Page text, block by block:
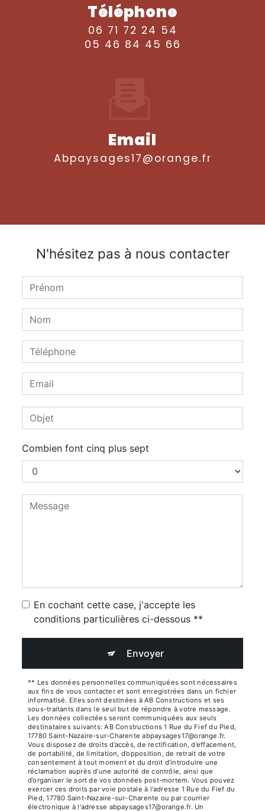
Téléphone
06 71 72 24 54
05 46 84 45 66
Email
abpaysages17@orange.fr
N'hésitez pas à nous contacter
Combien font cinq plus sept
En cochant cette case, j'accepte les
conditions particulières ci-dessous **
Envoyer
** Les données personnelles communiquées sont nécessaires
aux fins de vous contacter et sont enregistrées dans un fichier
informatisé. Elles sont destinées à AB Constructions et ses
sous-traitants dans le seul but de répondre à votre message.
Les données collectées seront communiquées aux seuls
destinataires suivants: AB Constructions 1 Rue du Fief du Pied,
17780 Saint-Nazaire-sur-Charente abpaysages17@orange.fr.
Vous disposez de droits d’accès, de rectification, d’effacement,
de portabilité, de limitation, d’opposition, de retrait de votre
consentement à tout moment et du droit d’introduire une
réclamation auprès d’une autorité de contrôle, ainsi que
d’organiser le sort de vos données post-mortem. Vous pouvez
exercer ces droits par voie postale à l'adresse 1 Rue du Fief du
Pied, 17780 Saint-Nazaire-sur-Charente ou par courrier
électronique à l'adresse abpaysages17@orange.fr. Un